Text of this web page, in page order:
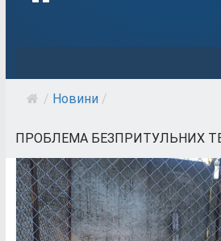
/ Новини /
ПРОБЛЕМА БЕЗПРИТУЛЬНИХ